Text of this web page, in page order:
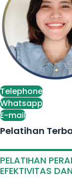
Telephone
Whatsapp
E-mail
Pelatihan
PELATIHAN
EFEKTIVITAS